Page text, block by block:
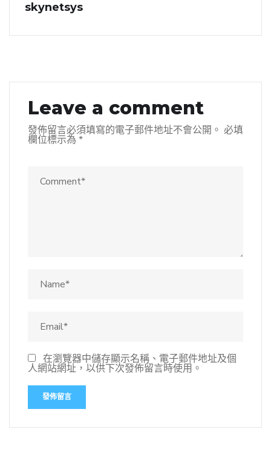
skynetsys
Leave a comment
發佈留言必須填寫的電子郵件地址不會公開。 必填
欄位標示為 *
在瀏覽器中儲存顯示名稱、電子郵件地址及個
人網站網址，以供下次發佈留言時使用。